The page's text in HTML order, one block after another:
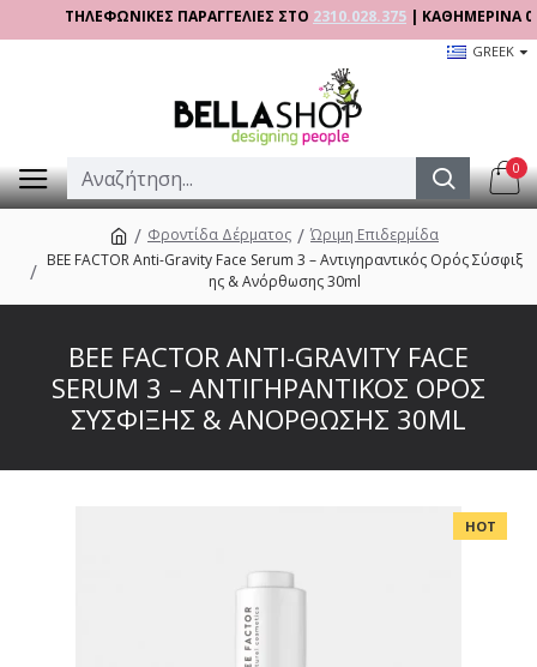
ΤΗΛΕΦΩΝΙΚΕΣ ΠΑΡΑΓΓΕΛΙΕΣ ΣΤΟ 2310.028.375| ΚΑΘΗΜΕΡΙΝΑ 09:00 -
GREEK
0
Φροντίδα Δέρματος
Ώριμη Επιδερμίδα
BEE FACTOR Anti-Gravity Face Serum 3 – Αντιγηραντικός Ορός Σύσφιξ
ης & Ανόρθωσης 30ml
BEE FACTOR ANTI-GRAVITY FACE
SERUM 3 – ΑΝΤΙΓΗΡΑΝΤΙΚΌΣ ΟΡΌΣ
ΣΎΣΦΙΞΗΣ & ΑΝΌΡΘΩΣΗΣ 30ML
HOT